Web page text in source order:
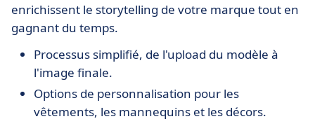
enrichissent le storytelling de votre marque tout en
gagnant du temps.
Processus simplifié, de l'upload du modèle à
l'image finale.
Options de personnalisation pour les
vêtements, les mannequins et les décors.